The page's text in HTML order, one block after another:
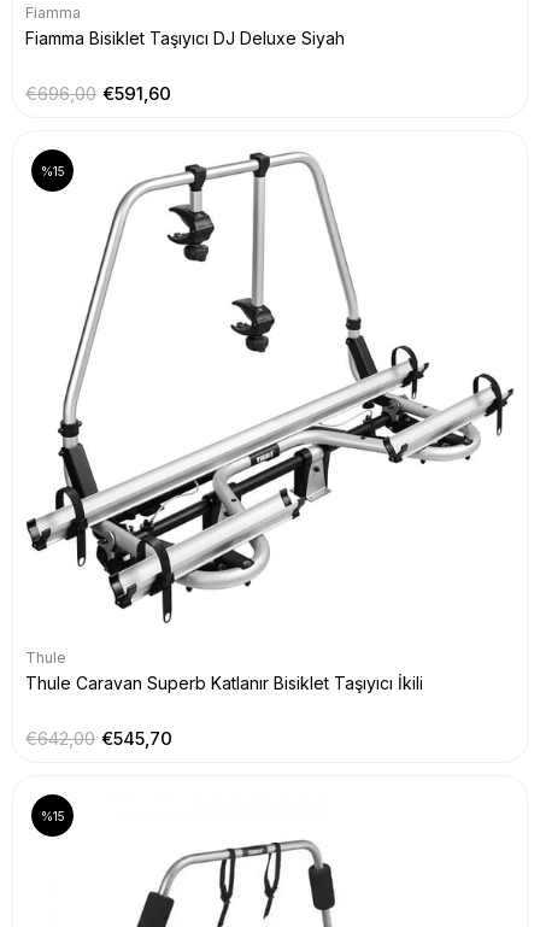
Fiamma
Fiamma Bisiklet Taşıyıcı DJ Deluxe Siyah
€591,60
€696,00
Thule
Thule Caravan Superb Katlanır Bisiklet Taşıyıcı İkili
€545,70
€642,00
%15
%15